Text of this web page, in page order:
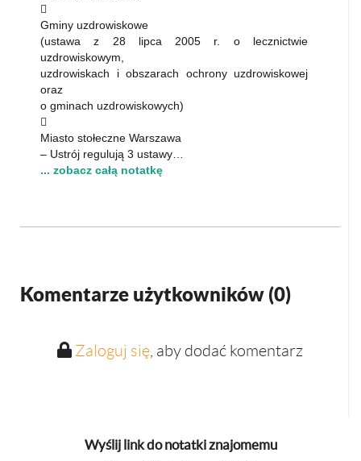

Gminy uzdrowiskowe
(ustawa z 28 lipca 2005 r. o lecznictwie
uzdrowiskowym,
uzdrowiskach i obszarach ochrony uzdrowiskowej
oraz
o gminach uzdrowiskowych)

Miasto stołeczne Warszawa
– Ustrój regulują 3 ustawy…
... zobacz całą notatkę
Komentarze użytkowników (0)
Zaloguj się, aby dodać komentarz
Wyślij link do notatki znajomemu